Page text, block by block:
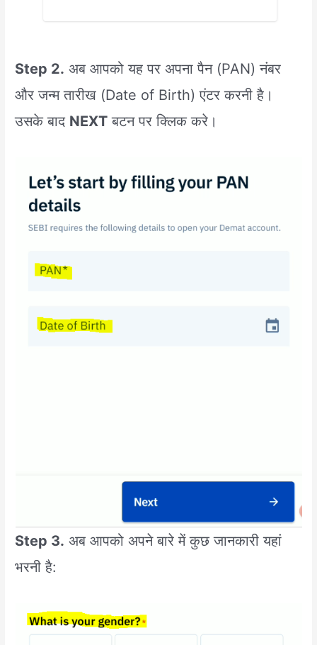
Step 2. अब आपको यह पर अपना पैन (PAN) नंबर
और जन्म तारीख (Date of Birth) एंटर करनी है।
उसके बाद NEXT बटन पर क्लिक करे।
Step 3. अब आपको अपने बारे में कुछ जानकारी यहां
भरनी है: